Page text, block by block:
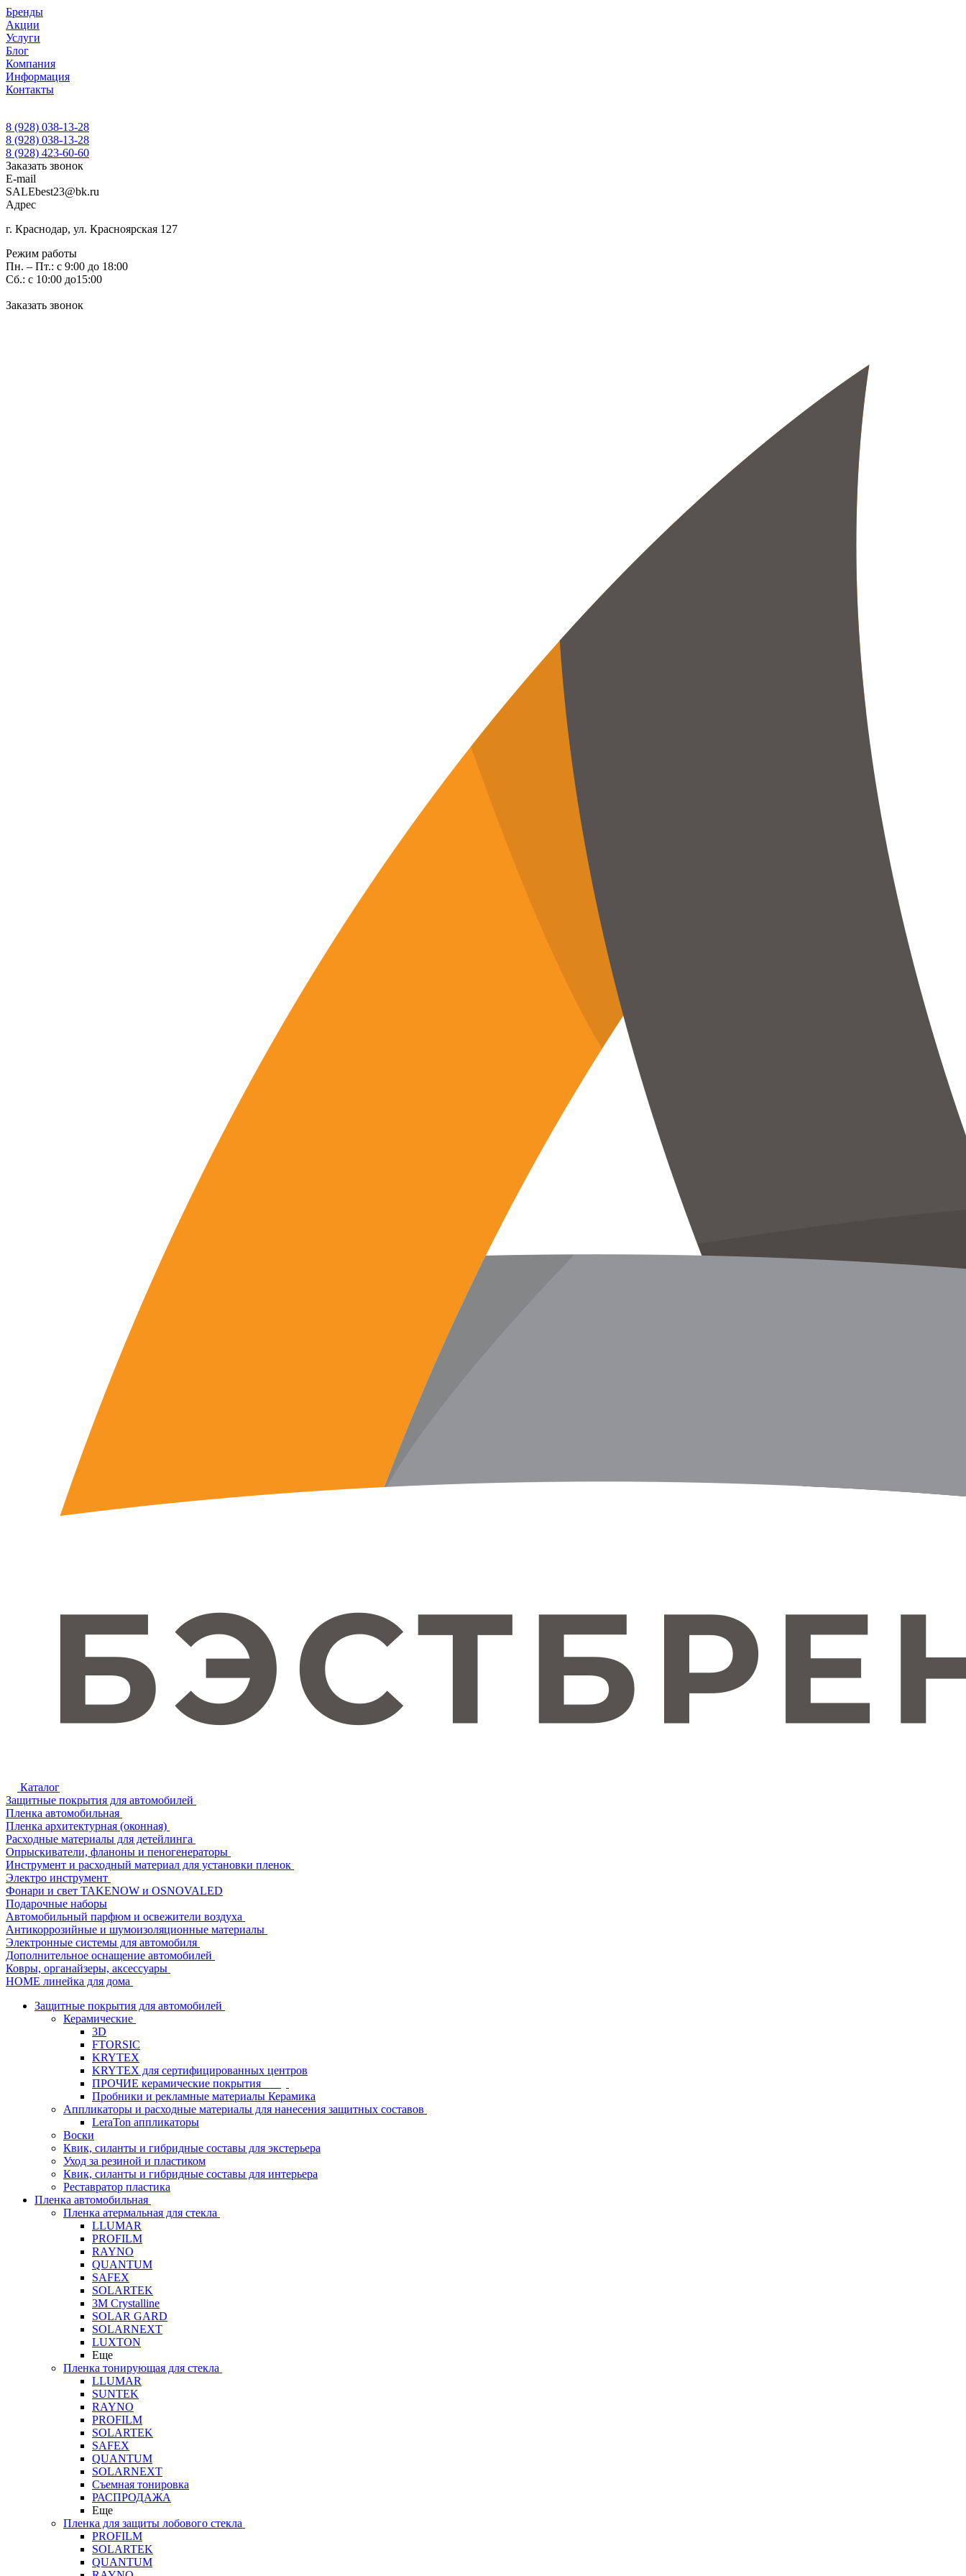
Бренды
Акции
Услуги
Блог
Компания
Информация
Контакты
8 (928) 038-13-28
8 (928) 038-13-28
8 (928) 423-60-60
Заказать звонок
E-mail
SALEbest23@bk.ru
Адрес
г. Краснодар, ул. Красноярская 127
Режим работы
Пн. – Пт.: с 9:00 до 18:00
Сб.: с 10:00 до15:00
Заказать звонок
Каталог
Защитные покрытия для автомобилей
Пленка автомобильная
Пленка архитектурная (оконная)
Расходные материалы для детейлинга
Опрыскиватели, фланоны и пеногенераторы
Инструмент и расходный материал для установки пленок
Электро инструмент
Фонари и свет TAKENOW и OSNOVALED
Подарочные наборы
Автомобильный парфюм и освежители воздуха
Антикоррозийные и шумоизоляционные материалы
Электронные системы для автомобиля
Дополнительное оснащение автомобилей
Ковры, органайзеры, аксессуары
HOME линейка для дома
Защитные покрытия для автомобилей
Керамические
3D
FTORSIC
KRYTEX
KRYTEX для сертифицированных центров
ПРОЧИЕ керамические покрытия
Пробники и рекламные материалы Керамика
Аппликаторы и расходные материалы для нанесения защитных составов
LeraTon аппликаторы
Воски
Квик, силанты и гибридные составы для экстерьера
Уход за резиной и пластиком
Квик, силанты и гибридные составы для интерьера
Реставратор пластика
Пленка автомобильная
Пленка атермальная для стекла
LLUMAR
PROFILM
RAYNO
QUANTUM
SAFEX
SOLARTEK
3M Crystalline
SOLAR GARD
SOLARNEXT
LUXTON
Еще
Пленка тонирующая для стекла
LLUMAR
SUNTEK
RAYNO
PROFILM
SOLARTEK
SAFEX
QUANTUM
SOLARNEXT
Съемная тонировка
РАСПРОДАЖА
Еще
Пленка для защиты лобового стекла
PROFILM
SOLARTEK
QUANTUM